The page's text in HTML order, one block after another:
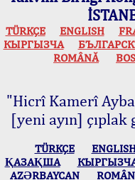
TÜRKÇE ENGLISH
КЫPГЫЗЧA
ROMÂNĂ
"Hicrî Kamerî
[yeni ayın]
TÜRKÇE
ҚАЗАҚША
AZӘRBAYCAN